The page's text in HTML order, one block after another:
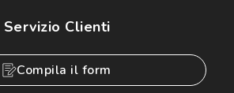
Servizio Clienti
Compila il form